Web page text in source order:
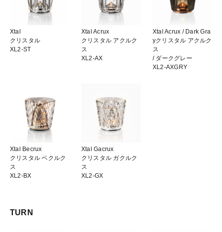
Xtal
クリスタル
XL2-ST
Xtal Acrux
クリスタル アクルク
ス
XL2-AX
Xtal Acrux / Dark Gra
yクリスタル アクルク
ス
/ ダークグレー
XL2-AXGRY
Xtal Becrux
クリスタル ベクルク
ス
XL2-BX
Xtal Gacrux
クリスタル ガクルク
ス
XL2-GX
TURN